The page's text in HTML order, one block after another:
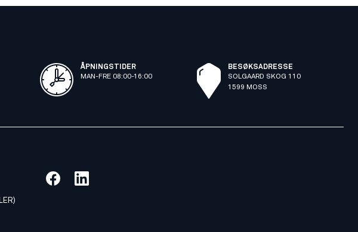
ÅPNINGSTIDER
MAN-FRE 08:00-16:00
BESØKSADRESSE
SOLGAARD SKOG 110
1599 MOSS